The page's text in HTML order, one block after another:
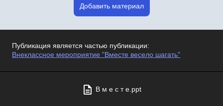
Добавить материал
Публикация является частью публикации:
Внеклассное мероприятие "Вместе весело шагать"
В м е с т е.ppt